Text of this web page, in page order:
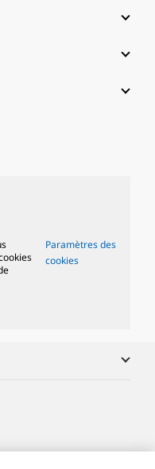
Paramètres des
cookies